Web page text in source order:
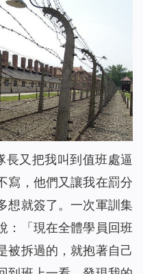
長又把我叫到值班處逼
寫，他們又讓我在罰分
想就簽了。一次軍訓集
：「現在全體學員回班
被拆過的，就抱著自己